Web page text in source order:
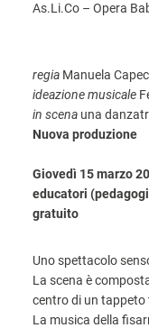
As.Li.Co – Opera
regia Manuela
ideazione musicale
in scena una
Nuova produzione
Giovedì 15 marzo
educatori
gratuito
Uno spettacolo
La scena è
centro di un tappeto
La musica della